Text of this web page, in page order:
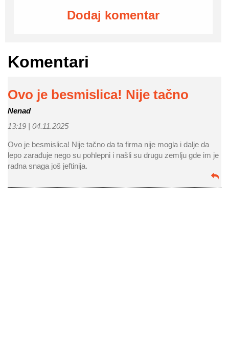
Dodaj komentar
Komentari
Ovo je besmislica! Nije tačno
Nenad
13:19 | 04.11.2025
Ovo je besmislica! Nije tačno da ta firma nije mogla i dalje da
lepo zarađuje nego su pohlepni i našli su drugu zemlju gde im je
radna snaga još jeftinija.